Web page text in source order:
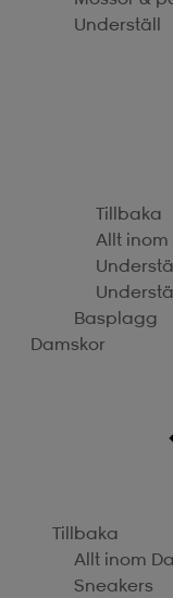
Underställ
Tillbaka
Allt
Basplagg
Damskor
Tillbaka
Allt inom
Sneakers